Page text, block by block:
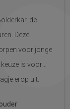
de
Deze
voor jonge
is voor
erop uit.